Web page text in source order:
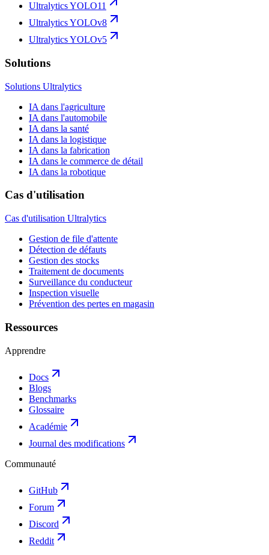
Ultralytics YOLO11
Ultralytics YOLOv8
Ultralytics YOLOv5
Solutions
Solutions Ultralytics
IA dans l'agriculture
IA dans l'automobile
IA dans la santé
IA dans la logistique
IA dans la fabrication
IA dans le commerce de détail
IA dans la robotique
Cas d'utilisation
Cas d'utilisation Ultralytics
Gestion de file d'attente
Détection de défauts
Gestion des stocks
Traitement de documents
Surveillance du conducteur
Inspection visuelle
Prévention des pertes en magasin
Ressources
Apprendre
Docs
Blogs
Benchmarks
Glossaire
Académie
Journal des modifications
Communauté
GitHub
Forum
Discord
Reddit